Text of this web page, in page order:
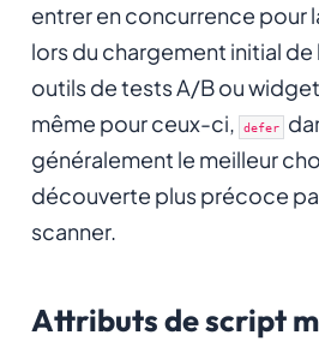
entrer en concurrence pour
lors du chargement initial de
outils de tests A/B ou
même pour ceux-ci,
defer
généralement le meilleur
découverte plus précoce
scanner.
Attributs de script